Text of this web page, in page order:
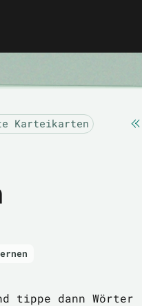
Karteikarten
tippe dann Wörter